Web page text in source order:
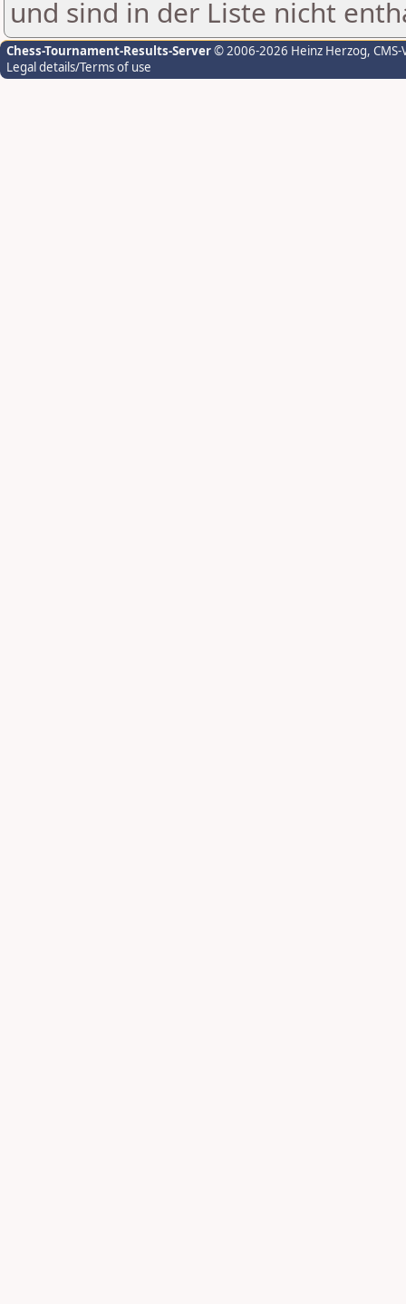
und sind in der Liste nicht
Chess-Tournament-Results-Server© 2006-2026 Heinz Herzog,
Legal details/Terms of use